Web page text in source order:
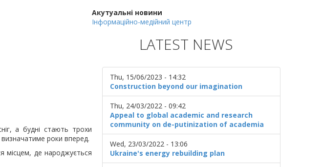
а будні стають трохи
роки вперед.
місцем, де народжується
Акутуальні новини
Інформаційно-медійний центр
LATEST NEWS
Thu, 15/06/2023 - 14:32
Construction beyond our imagination
Thu, 24/03/2022 - 09:42
Appeal to global academic and research
community on de-putinization of academia
Wed, 23/03/2022 - 13:06
Ukraine's energy rebuilding plan